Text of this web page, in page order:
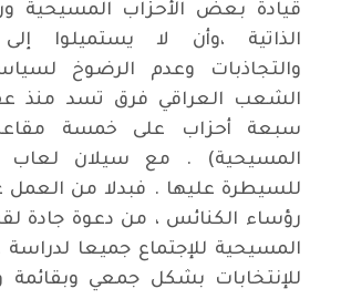
قيادة بعض الأحزاب المسيحية
الذاتية ،وأن لا يستميلوا
والتجاذبات وعدم الرضوخ
الشعب العراقي فرق تسد منذ
سبعة أحزاب على خمسة
المسيحية) . مع سيلان
للسيطرة عليها . فبدلا من العمل
رؤساء الكنائس ، من دعوة جادة
المسيحية للإجتماع جميعا لدراسة
للإنتخابات بشكل جمعي وبقائمة